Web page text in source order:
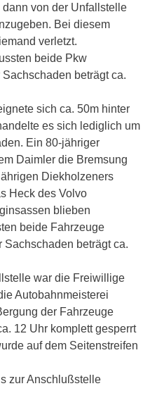
von der Unfallstelle
Bei diesem
verletzt.
beide Pkw
beträgt ca.
sich ca. 50m hinter
es sich lediglich um
Ein 80-jähriger
Daimler die Bremsung
Diekholzeners
Heck des Volvo
blieben
beide Fahrzeuge
beträgt ca.
war die Freiwillige
Autobahnmeisterei
der Fahrzeuge
12 Uhr komplett gesperrt
auf dem Seitenstreifen
zur Anschlußstelle